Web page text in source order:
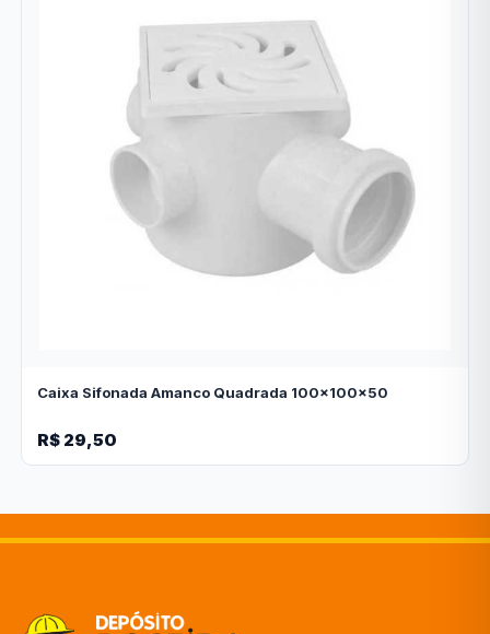
Caixa Sifonada Amanco Quadrada 100x100x50
R$ 29,50